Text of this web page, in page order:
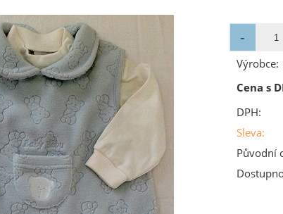
Výrobce:
Cena s
DPH:
Sleva:
Původní